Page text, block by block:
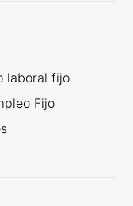
laboral fijo
Fijo